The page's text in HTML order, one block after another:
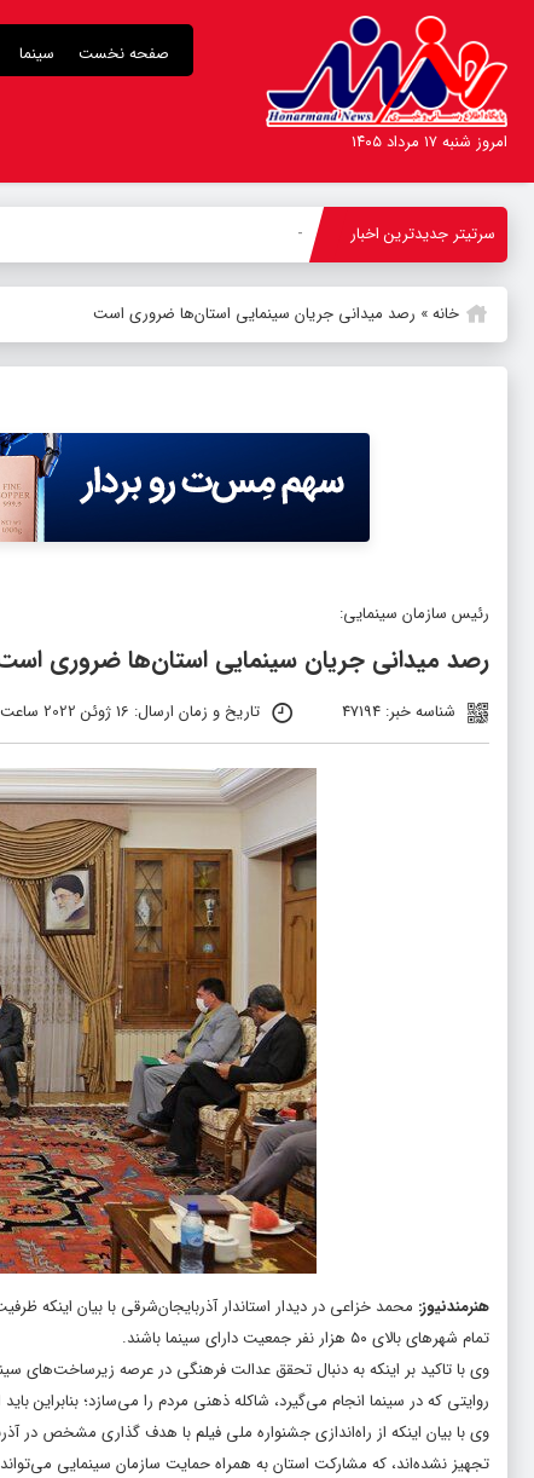
صفحه نخست سینما
امروز شنبه ۱۷ مرداد ۱۴۰۵
سرتیتر جدیدترین اخبار «مدیر مدر
خانه» رصد میدانی جریان سینمایی استان‌ها ضروری است
رئیس سازمان سینمایی:
رصد میدانی جریان سینمایی استان‌ها ضروری
شناسه خبر: 47194 تاریخ و زمان ارسال: 16 ژوئن 2022 ساعت 12:27
هنرمندنیوز: محمد خزاعی در دیدار استاندار آذربایجان‌شرقی با بیان اینکه
تمام شهرهای بالای ۵۰ هزار نفر جمعیت دارای سینما باشند.
وی با تاکید بر اینکه به دنبال تحقق عدالت فرهنگی در عرصه زیرساخت‌های
روایتی که در سینما انجام می‌گیرد، شاکله ذهنی مردم را می‌سازد؛
تجهیز نشده‌اند، که مشارکت استان به همراه حمایت سازمان سینمایی